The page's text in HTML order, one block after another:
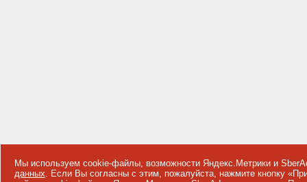
Мы используем cookie-файлы, возможности Яндекс.Метрики и
данных. Если Вы согласны с этим, пожалуйста, нажмите кнопку